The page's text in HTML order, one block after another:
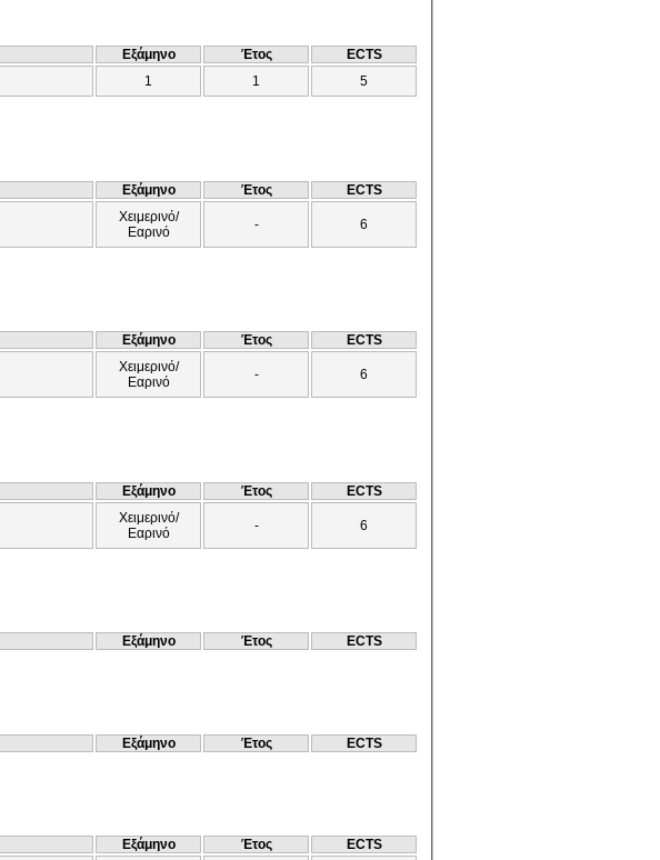
Εξάμηνο Έτος
ECTS
1 1 5
Εξάμηνο Έτος ECTS
Χειμερινό/
Εαρινό
- 6
Εξάμηνο Έτος ECTS
Χειμερινό/
Εαρινό
- 6
Εξάμηνο Έτος ECTS
Χειμερινό/
Εαρινό
- 6
Εξάμηνο Έτος ECTS
Εξάμηνο Έτος ECTS
Εξάμηνο Έτος
ECTS